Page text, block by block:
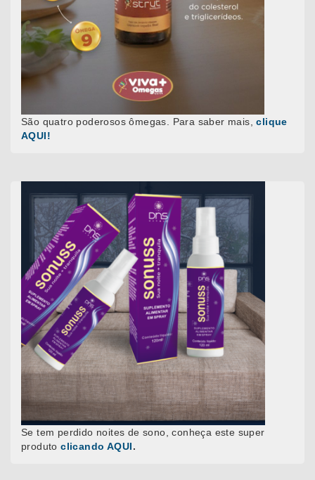
São quatro poderosos ômegas. Para saber mais,clique
AQUI!
Se tem perdido noites de sono, conheça este super
produto clicando AQUI.